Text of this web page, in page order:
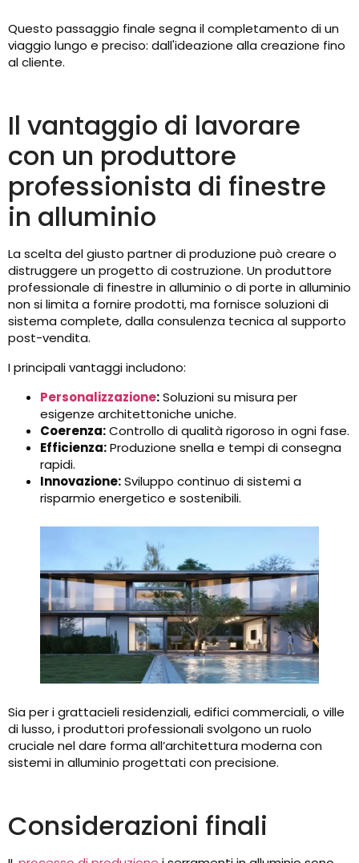
Questo passaggio finale segna il completamento di un
viaggio lungo e preciso: dall'ideazione alla creazione fino
al cliente.
Il vantaggio di lavorare
con un produttore
professionista di finestre
in alluminio
La scelta del giusto partner di produzione può creare o
distruggere un progetto di costruzione. Un produttore
professionale di finestre in alluminio o di porte in alluminio
non si limita a fornire prodotti, ma fornisce soluzioni di
sistema complete, dalla consulenza tecnica al supporto
post-vendita.
I principali vantaggi includono:
Personalizzazione:Soluzioni su misura per
esigenze architettoniche uniche.
Coerenza:Controllo di qualità rigoroso in ogni fase.
Efficienza:Produzione snella e tempi di consegna
rapidi.
Innovazione:Sviluppo continuo di sistemi a
risparmio energetico e sostenibili.
Sia per i grattacieli residenziali, edifici commerciali, o ville
di lusso, i produttori professionali svolgono un ruolo
cruciale nel dare forma all’architettura moderna con
sistemi in alluminio progettati con precisione.
Considerazioni finali